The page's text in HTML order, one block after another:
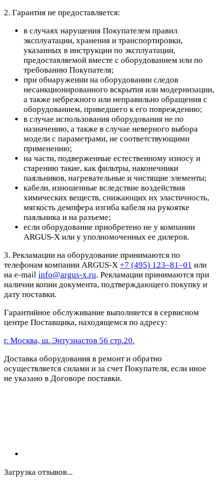
2. Гарантия не предоставляется:
в случаях нарушения Покупателем правил
эксплуатации, хранения и транспортировки,
указанных в инструкции по эксплуатации,
предоставляемой вместе с оборудованием или по
требованию Покупателя;
при обнаружении на оборудовании следов
несанкционированного вскрытия или модернизации,
а также небрежного или неправильно обращения с
оборудованием, приведшего к его повреждению;
в случае использования оборудования не по
назначению, а также в случае неверного выбора
модели с параметрами, не соответствующими
применению;
на части, подверженные естественному износу и
старению такие, как фильтры, наконечники
паяльников, нагревательные и чистящие элементы;
кабели, изношенные вследствие воздействия
химических веществ, снижающих их эластичность,
мягкость демпфера изгиба кабеля на рукоятке
паяльника и на разъеме;
если оборудование приобретено не у компании
ARGUS-X или у уполномоченных ее дилеров.
3. Рекламации на оборудование принимаются по
телефонам компании ARGUS-X +7 (495) 123–81–01 или
на e-mail info@argus-x.ru. Рекламации принимаются при
наличии копии документа, подтверждающего покупку и
дату поставки.
Гарантийное обслуживание выполняется в сервисном
центре Поставщика, находящемся по адресу:
г. Москва, ш. Энтузиастов 56 стр.20.
Доставка оборудования в ремонт и обратно
осуществляется силами и за счет Покупателя, если иное
не указано в Договоре поставки.
Загрузка отзывов...